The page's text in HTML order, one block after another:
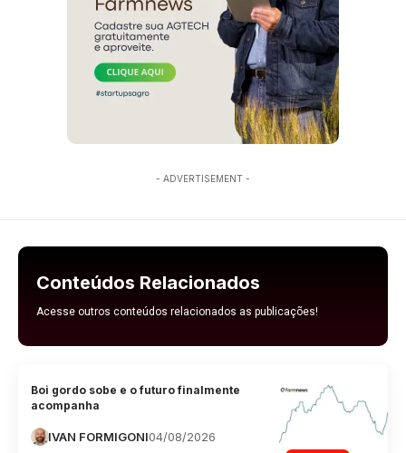
- ADVERTISEMENT -
Conteúdos Relacionados
Acesse outros conteúdos relacionados as publicações!
Boi gordo sobe e o futuro finalmente
acompanha
IVAN FORMIGONI04/08/2026